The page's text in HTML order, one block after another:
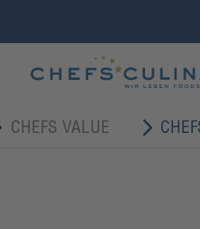
CHEFS VALUE